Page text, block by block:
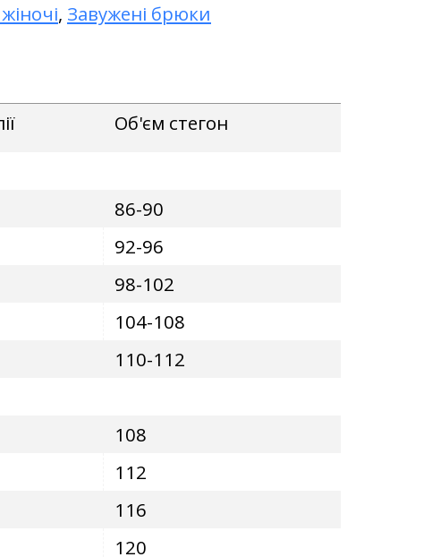
, Завужені брюки
Об'єм стегон
86-90
92-96
98-102
104-108
110-112
108
112
116
120